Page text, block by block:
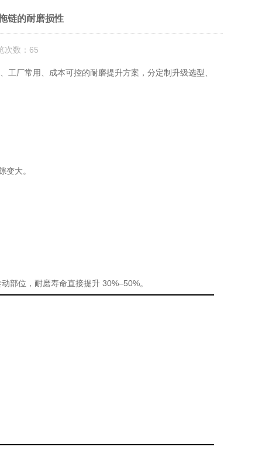
链的耐磨损性
数：65
工厂常用、成本可控的耐磨提升方案，分定制升级选型、
变大。
部位，耐磨寿命直接提升 30%–50%。